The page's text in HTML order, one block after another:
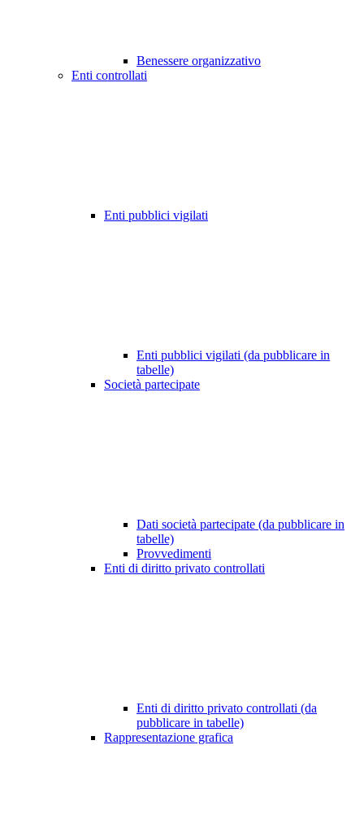
Benessere organizzativo
Enti controllati
Enti pubblici vigilati
Enti pubblici vigilati (da pubblicare in
tabelle)
Società partecipate
Dati società partecipate (da pubblicare in
tabelle)
Provvedimenti
Enti di diritto privato controllati
Enti di diritto privato controllati (da
pubblicare in tabelle)
Rappresentazione grafica